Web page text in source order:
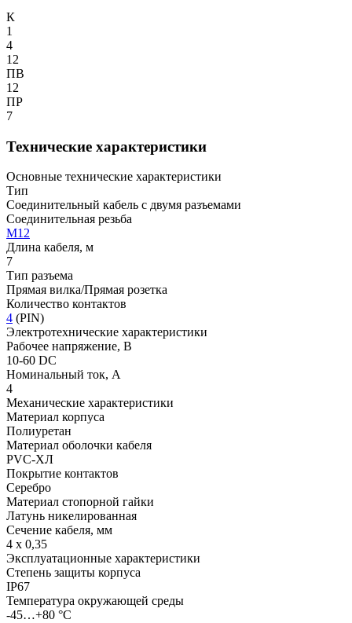
К
1
4
12
ПВ
12
ПР
7
Технические характеристики
Основные технические характеристики
Тип
Соединительный кабель с двумя разъемами
Соединительная резьба
М12
Длина кабеля, м
7
Тип разъема
Прямая вилка/Прямая розетка
Количество контактов
4 (PIN)
Электротехнические характеристики
Рабочее напряжение, В
10-60 DC
Номинальный ток, А
4
Механические характеристики
Материал корпуса
Полиуретан
Материал оболочки кабеля
PVC-ХЛ
Покрытие контактов
Серебро
Материал стопорной гайки
Латунь никелированная
Сечение кабеля, мм
4 х 0,35
Эксплуатационные характеристики
Степень защиты корпуса
IP67
Температура окружающей среды
-45…+80 °С